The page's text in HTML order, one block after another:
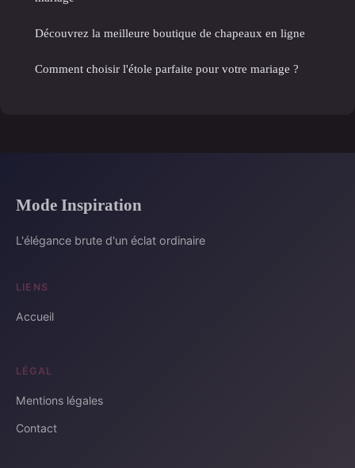
Découvrez la meilleure boutique de chapeaux en ligne
Comment choisir l'étole parfaite pour votre mariage ?
Mode Inspiration
L'élégance brute d'un éclat ordinaire
LIENS
Accueil
LÉGAL
Mentions légales
Contact